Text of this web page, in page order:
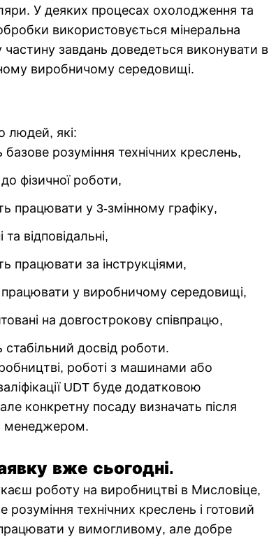
У деяких процесах охолодження та
використовується мінеральна
завдань доведеться виконувати в
виробничому середовищі.
людей, які:
розуміння технічних креслень,
до фізичної роботи,
працювати у 3-змінному графіку,
та відповідальні,
працювати за інструкціями,
працювати у виробничому середовищі,
на довгострокову співпрацю,
досвід роботи.
роботі з машинами або
UDT буде додатковою
конкретну посаду визначать після
менеджером.
вже сьогодні.
роботу на виробництві в Мисловіце,
розуміння технічних креслень і готовий
у вимогливому, але добре